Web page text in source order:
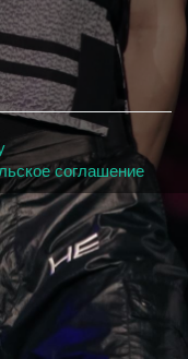
соглашение